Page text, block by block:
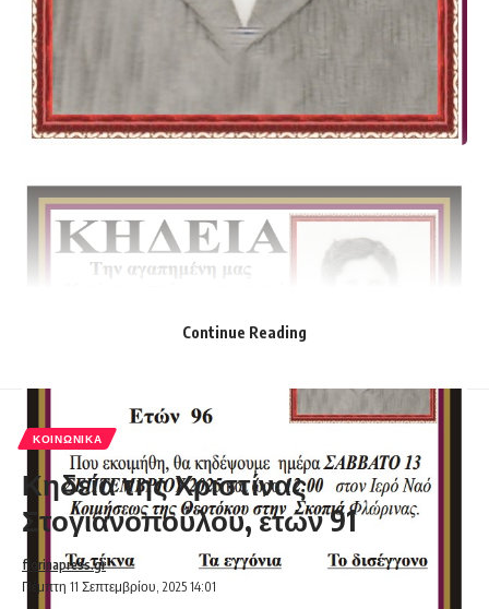
Continue Reading
ΚΟΙΝΩΝΙΚΆ
Κηδεία της Χριστίνας
Στογιανοπούλου, ετών 91
Πέμπτη 11 Σεπτεμβρίου, 2025 14:01
florinapress.gr